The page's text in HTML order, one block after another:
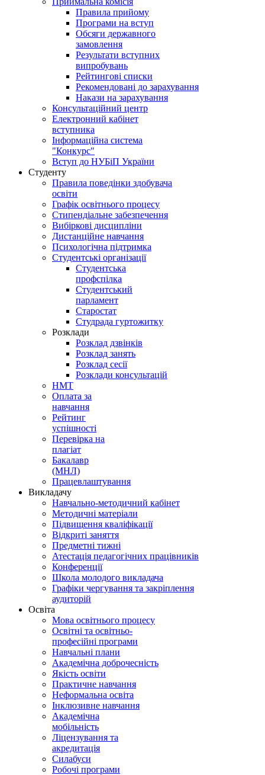
Правила прийому
Програми на вступ
Обсяги державного
замовлення
Результати вступних
випробувань
Рейтингові списки
Рекомендовані до зарахування
Накази на зарахування
Консультаційний центр
Електронний кабінет
вступника
Інформаційна система
"Конкурс"
Вступ до НУБіП України
Студенту
Правила поведінки здобувача
освіти
Графік освітнього процесу
Стипендіальне забезпечення
Вибіркові дисципліни
Дистанційне навчання
Психологічна підтримка
Студентські організації
Студентська
профспілка
Студентський
парламент
Старостат
Студрада гуртожитку
Розклади
Розклад дзвінків
Розклад занять
Розклад сесії
Розклади консультацій
НМТ
Оплата за
навчання
Рейтинг
успішності
Перевірка на
плагіат
Бакалавр
(МНЛ)
Працевлаштування
Викладачу
Навчально-методичний кабінет
Методичні матеріали
Підвищення кваліфікації
Відкриті заняття
Предметні тижні
Атестація педагогічних працівників
Конференції
Школа молодого викладача
Графіки чергування та закріплення
аудиторій
Освіта
Мова освітнього процесу
Освітні та освітньо-
професійні програми
Навчальні плани
Академічна доброчесність
Якість освіти
Практичне навчання
Неформальна освіта
Інклюзивне навчання
Академічна
мобільність
Ліцензування та
акредитація
Силабуси
Робочі програми